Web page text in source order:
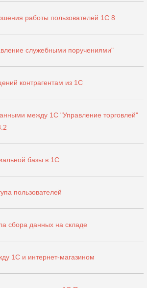
работы пользователей 1С 8
служебными поручениями"
контрагентам из 1С
между 1С "Управление торговлей"
базы в 1С
пользователей
сбора данных на складе
1С и интернет-магазином